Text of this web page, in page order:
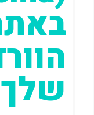
שלך